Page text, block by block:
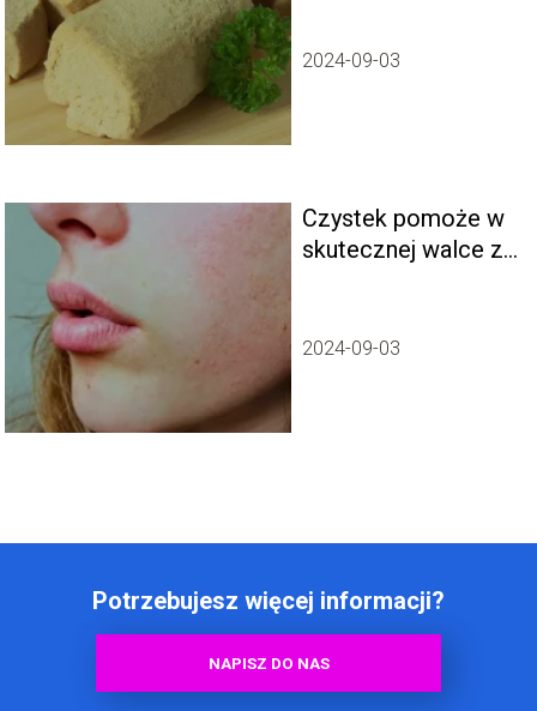
2024-09-03
Czystek pomoże w
skutecznej walce z
2024-09-03
Potrzebujesz więcej informacji?
NAPISZ DO NAS